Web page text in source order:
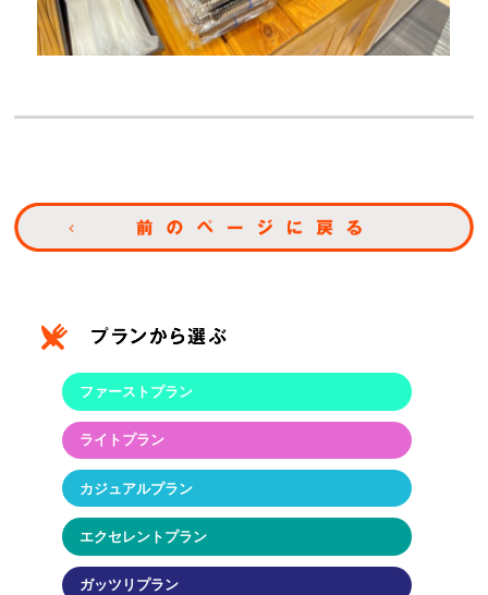
ファーストプラン
ライトプラン
カジュアルプラン
エクセレントプラン
ガッツリプラン